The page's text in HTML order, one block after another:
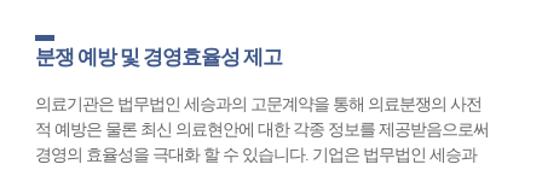
분쟁 예방 및 경영효율성 제고
의료기관은 법무법인 세승과의 고문계약을 통해 의료분쟁의 사전
적 예방은 물론 최신 의료현안에 대한 각종 정보를 제공받음으로써
경영의 효율성을 극대화 할 수 있습니다. 기업은 법무법인 세승과